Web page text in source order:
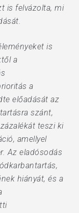
is felvázolta, mi
is
a
a
előadását az
szánt,
teszi ki
amellyel
Az eladósodás
hiányát, és a